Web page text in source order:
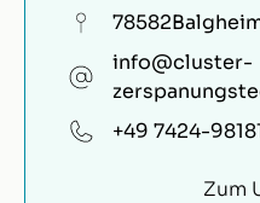
78582
info@cluster-
+49 7424-
Zum